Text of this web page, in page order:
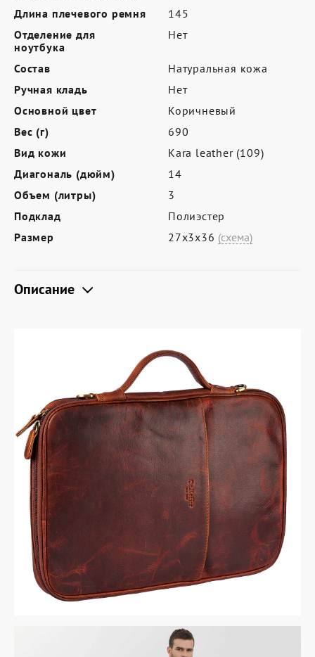
Партнерам
Контакты
Программа лояльности
Политика обработки персональных
данных
Длина плечевого ремня
145
Отделение для
ноутбука
Нет
Состав
Натуральная кожа
Ручная кладь
Нет
Основной цвет
Коричневый
Вес (г)
690
Вид кожи
Kara leather (109)
Диагональ (дюйм)
14
Объем (литры)
3
Подклад
Полиэстер
Размер
27х3х36 (схема)
Описание